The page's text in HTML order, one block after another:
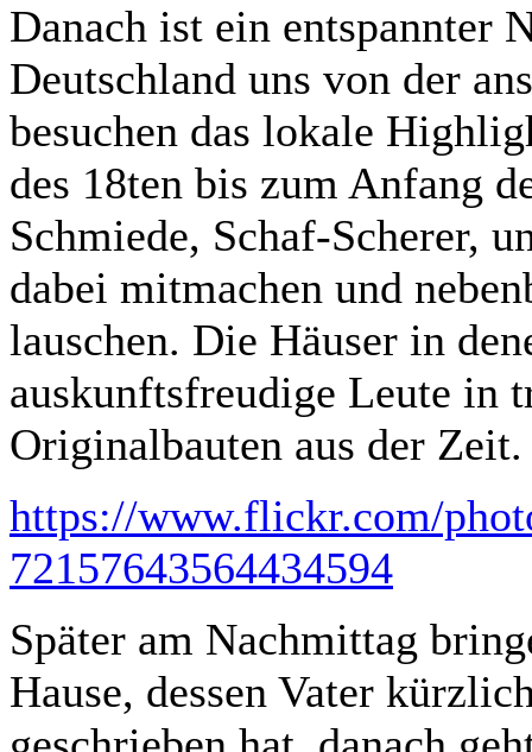
Danach ist ein entspannter
Deutschland uns von der
besuchen das lokale
des 18ten bis zum Anfang
Schmiede, Schaf-Scherer,
dabei mitmachen und
lauschen. Die Häuser in
auskunftsfreudige Leute in
Originalbauten aus der Zeit.
https://www.flickr.com/
72157643564434594
Später am Nachmittag
Hause, dessen Vater